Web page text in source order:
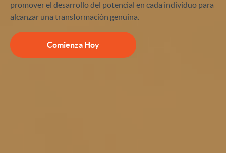
promover el desarrollo del potencial en cada individuo para
alcanzar una transformación genuina.
Comienza Hoy